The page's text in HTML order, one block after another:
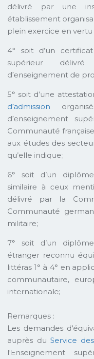
délivré par une
établissement
plein exercice en vertu
4° soit d’un
supérieur
d’enseignement de
5° soit d’une
d’admission
d’enseignement
Communauté
aux études des
qu’elle indique;
6° soit d’un
similaire à ceux
délivré par la
Communauté
militaire;
7° soit d’un
étranger reconnu
littéras 1° à 4° en
communautaire,
internationale;
Remarques :
Les demandes
auprès duService
l'Enseignement